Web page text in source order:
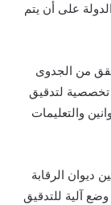
على أن يتم
من الجدوى
تخصصية لتدقيق
والتعليمات
ديوان الرقابة
وضع آلية للتدقيق